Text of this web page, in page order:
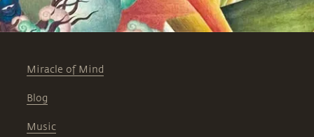
Miracle of Mind
Blog
Music